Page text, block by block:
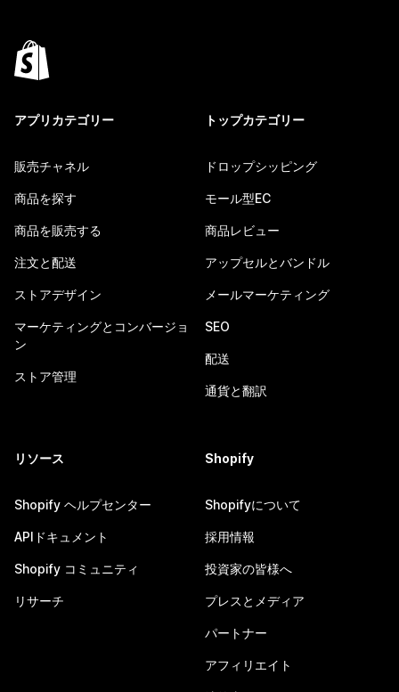
アプリカテゴリー
販売チャネル
商品を探す
商品を販売する
注文と配送
ストアデザイン
マーケティングとコンバージョ
ン
ストア管理
トップカテゴリー
ドロップシッピング
モール型EC
商品レビュー
アップセルとバンドル
メールマーケティング
SEO
配送
通貨と翻訳
リソース
Shopify ヘルプセンター
APIドキュメント
Shopify コミュニティ
リサーチ
Shopify
Shopifyについて
採用情報
投資家の皆様へ
プレスとメディア
パートナー
アフィリエイト